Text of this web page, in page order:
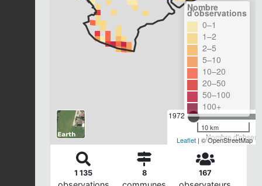
1972
Nombre
Nombre
d'observations
0–1
1–2
2–5
5–10
10–20
20–50
50–100
100+
10 km
Leaflet | © OpenStreetMap
1 135 8 167